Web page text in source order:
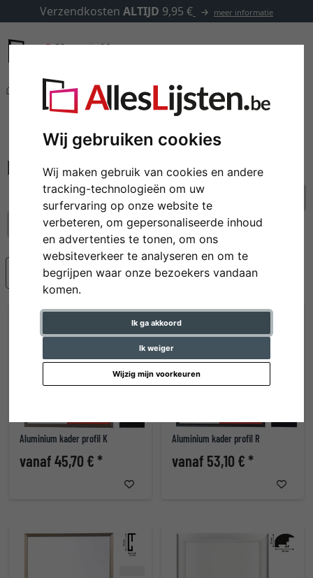
Wij gebruiken cookies
Wij maken gebruik van cookies en andere
tracking-technologieën om uw
surfervaring op onze website te
verbeteren, om gepersonaliseerde inhoud
en advertenties te tonen, om ons
websiteverkeer te analyseren en om te
begrijpen waar onze bezoekers vandaan
komen.
Ik ga akkoord
Ik weiger
Wijzig mijn voorkeuren
Verzendkosten ALTIJD 9,95 € meer informatie
Merken
Roggenkamp
filter: lijsttype: aluminium kaders
Roggenkamp
alle filters resetten
lijsttype: aluminium kaders
Populariteit
Aluminium kader profil K
vanaf 45,70 € *
Aluminium kader profil R
vanaf 53,10 € *